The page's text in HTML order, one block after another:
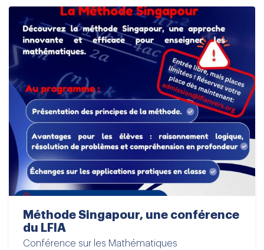
Méthode Singapour, une conférence
du LFIA
Conférence sur les Mathématiques